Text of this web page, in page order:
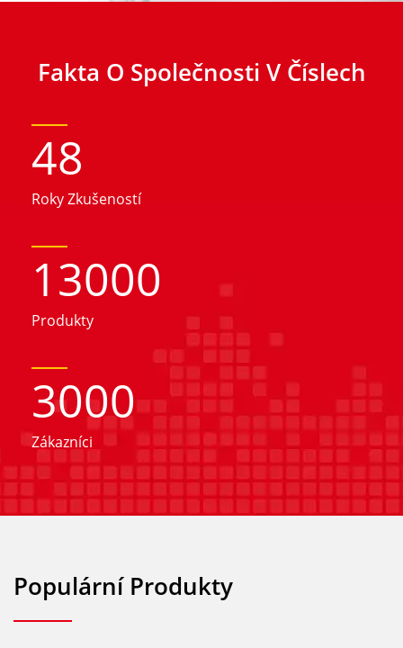
Fakta O Společnosti V Číslech
48
Roky Zkušeností
13000
Produkty
3000
Zákazníci
Populární Produkty